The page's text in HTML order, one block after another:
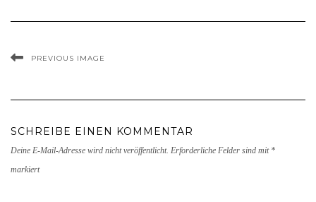
PREVIOUS IMAGE
SCHREIBE EINEN KOMMENTAR
Deine E-Mail-Adresse wird nicht veröffentlicht. Erforderliche Felder sind mit *
markiert